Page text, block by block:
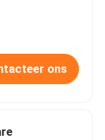
ons